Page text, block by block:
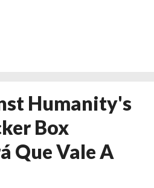
Humanity's
Box
Que Vale A